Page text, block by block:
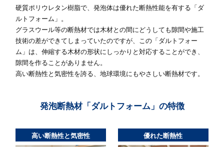
硬質ポリウレタン樹脂で、発泡体は優れた断熱性能を有する「ダ
ルトフォーム」。
グラスウール等の断熱材では木材との間にどうしても隙間や施工
技術の差ができてしまっていたのですが、この「ダルトフォー
ム」は、伸縮する木材の形状にしっかりと対応することができ、
隙間を作ることがありません。
高い断熱性と気密性を誇る、地球環境にもやさしい断熱材です。
発泡断熱材「ダルトフォーム」の特徴
高い断熱性と気密性 優れた断熱性